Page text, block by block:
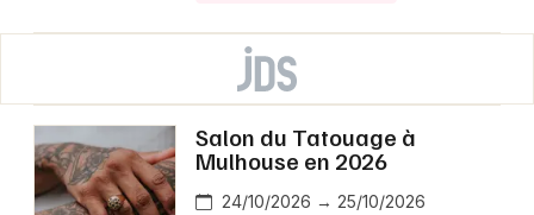
Salon du Tatouage à
Mulhouse en 2026
24/10/2026 → 25/10/2026